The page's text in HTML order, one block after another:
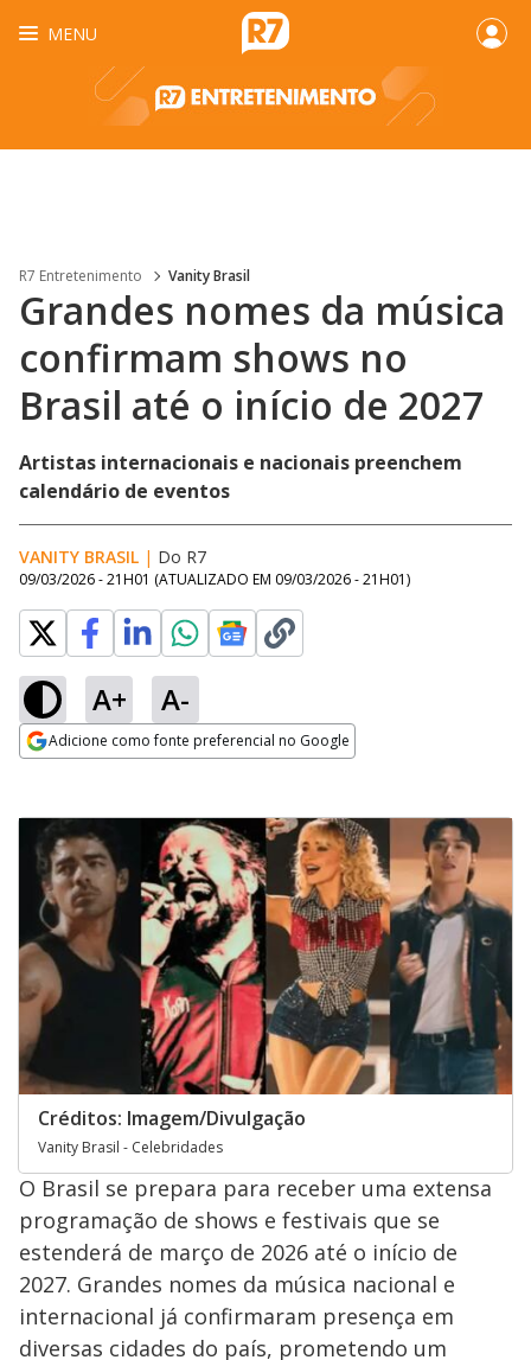
MENU
R7 Entretenimento Vanity Brasil
Grandes nomes da música
confirmam shows no
Brasil até o início de 2027
Artistas internacionais e nacionais preenchem
calendário de eventos
VANITY BRASIL | Do R7
09/03/2026 - 21H01 (ATUALIZADO EM 09/03/2026 - 21H01)
A+ A-
Adicione como fonte preferencial no Google
Créditos: Imagem/Divulgação
Vanity Brasil - Celebridades
O Brasil se prepara para receber uma extensa
programação de shows e festivais que se
estenderá de março de 2026 até o início de
2027. Grandes nomes da música nacional e
internacional já confirmaram presença em
diversas cidades do país, prometendo um